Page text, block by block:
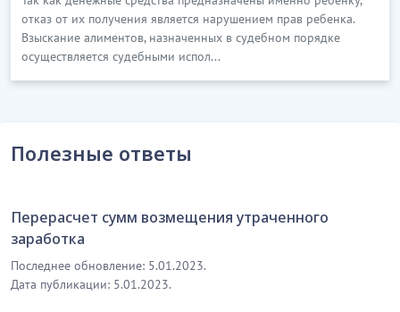
отказ от их получения является нарушением прав ребенка.
Взыскание алиментов, назначенных в судебном порядке
осуществляется судебными испол...
Полезные ответы
Перерасчет сумм возмещения утраченного
заработка
Последнее обновление: 5.01.2023.
Дата публикации: 5.01.2023.